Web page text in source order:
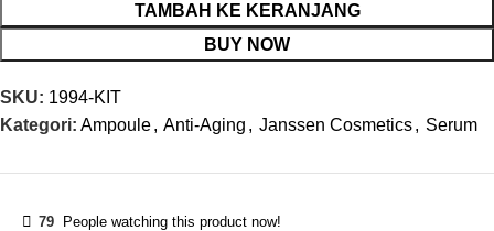
TAMBAH KE KERANJANG
BUY NOW
SKU: 1994-KIT
Kategori: Ampoule, Anti-Aging , Janssen Cosmetics, Serum
79 People watching this product now!